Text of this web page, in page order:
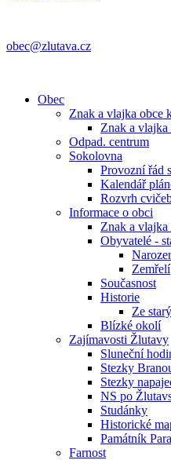
obec@zlutava.cz
Obec
Znak a vlajka obce
Znak a vlajka
Odpad. centrum
Sokolovna
Provozní řád
Kalendář
Rozvrh
Informace o obci
Znak a vlajka
Obyvatelé -
Zemřelí
Současnost
Historie
Ze
Blízké okolí
Zajímavosti Žlutavy
Sluneční
Stezky
Stezky
NS po
Studánky
Historické
Památník
Farnost